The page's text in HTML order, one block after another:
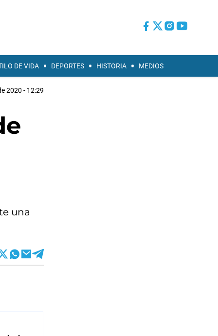
DE VIDA DEPORTES HISTORIA MEDIOS
2020 - 12:29
una